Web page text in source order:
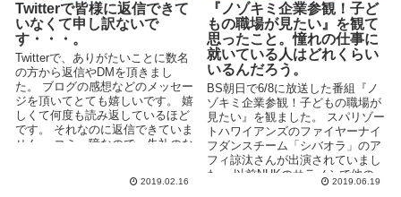
Twitterで皆様に返信できて
いなくて申し訳ないで
す・・・。
Twitterで、ありがたいことに数名
の方から返信やDMを頂きまし
た。 ブログの感想などのメッセー
ジを頂いてとても嬉しいです。 嬉
しくて何度も読み返しているほど
です。 それなのに返信できていま
せん。 コミュ障なので、失礼のな
2019.02.16
『ノゾキミ企業参観！子ど
もの職場が見たい』を観て
思ったこと。憧れの仕事に
就いている人はどれくらい
いるんだろう。
BS朝日で6/8に放送した番組『ノ
ゾキミ企業参観！子どもの職場が
見たい』を観ました。 スパリゾー
トハワイアンズのファイヤーナイ
フダンスチーム「シバオラ」のア
フィ諒汰さんが出演されていまし
た。 以前NHKのサラメシで他の
ファイヤーナイフダ...
2019.06.19